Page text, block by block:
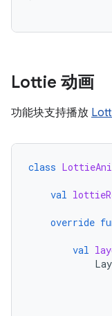
Lottie 动画
功能块支持播放
class
val
override
val